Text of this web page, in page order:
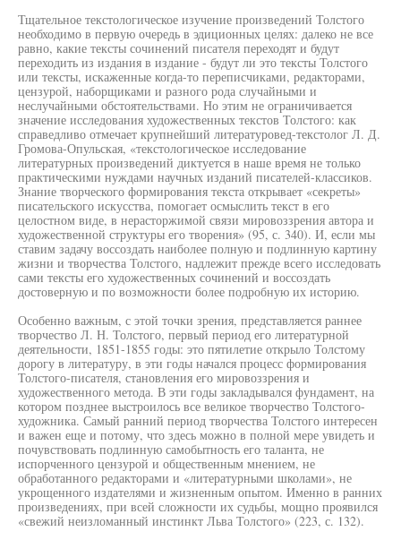
Тщательное текстологическое изучение произведений Толстого
необходимо в первую очередь в эдиционных целях: далеко не все
равно, какие тексты сочинений писателя переходят и будут
переходить из издания в издание - будут ли это тексты Толстого
или тексты, искаженные когда-то переписчиками, редакторами,
цензурой, наборщиками и разного рода случайными и
неслучайными обстоятельствами. Но этим не ограничивается
значение исследования художественных текстов Толстого: как
справедливо отмечает крупнейший литературовед-текстолог Л. Д.
Громова-Опульская, «текстологическое исследование
литературных произведений диктуется в наше время не только
практическими нуждами научных изданий писателей-классиков.
Знание творческого формирования текста открывает «секреты»
писательского искусства, помогает осмыслить текст в его
целостном виде, в нерасторжимой связи мировоззрения автора и
художественной структуры его творения» (95, с. 340). И, если мы
ставим задачу воссоздать наиболее полную и подлинную картину
жизни и творчества Толстого, надлежит прежде всего исследовать
сами тексты его художественных сочинений и воссоздать
достоверную и по возможности более подробную их историю.
Особенно важным, с этой точки зрения, представляется раннее
творчество Л. Н. Толстого, первый период его литературной
деятельности, 1851-1855 годы: это пятилетие открыло Толстому
дорогу в литературу, в эти годы начался процесс формирования
Толстого-писателя, становления его мировоззрения и
художественного метода. В эти годы закладывался фундамент, на
котором позднее выстроилось все великое творчество Толстого-
художника. Самый ранний период творчества Толстого интересен
и важен еще и потому, что здесь можно в полной мере увидеть и
почувствовать подлинную самобытность его таланта, не
испорченного цензурой и общественным мнением, не
обработанного редакторами и «литературными школами», не
укрощенного издателями и жизненным опытом. Именно в ранних
произведениях, при всей сложности их судьбы, мощно проявился
«свежий неизломанный инстинкт Льва Толстого» (223, с. 132).